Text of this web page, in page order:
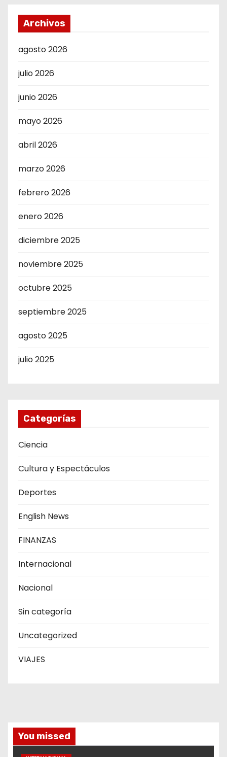
Archivos
agosto 2026
julio 2026
junio 2026
mayo 2026
abril 2026
marzo 2026
febrero 2026
enero 2026
diciembre 2025
noviembre 2025
octubre 2025
septiembre 2025
agosto 2025
julio 2025
Categorías
Ciencia
Cultura y Espectáculos
Deportes
English News
FINANZAS
Internacional
Nacional
Sin categoría
Uncategorized
VIAJES
You missed